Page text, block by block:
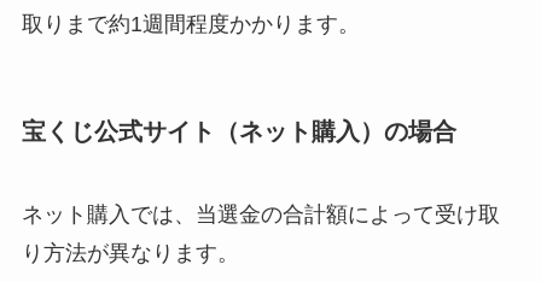
取りまで約1週間程度かかります。
宝くじ公式サイト（ネット購入）の場合
ネット購入では、当選金の合計額によって受け取
り方法が異なります。